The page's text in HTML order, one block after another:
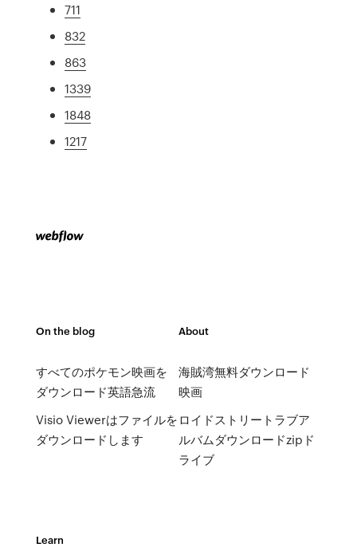
711
832
863
1339
1848
1217
On the blog
すべてのポケモン映画を
ダウンロード英語急流
Visio Viewerはファイルを
ダウンロードします
About
海賊湾無料ダウンロード
映画
ロイドストリートラブア
ルバムダウンロードzipド
ライブ
Learn